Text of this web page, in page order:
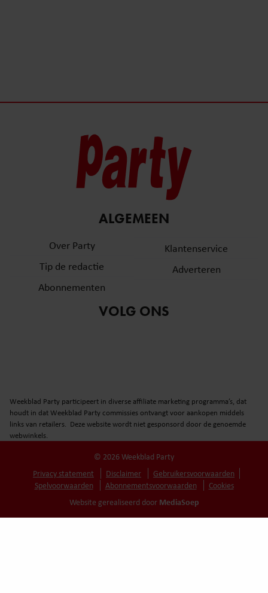
ALGEMEEN
Over Party
Tip de redactie
Abonnementen
Klantenservice
Adverteren
VOLG ONS
Weekblad Party participeert in diverse affiliate marketing programma’s, dat
houdt in dat Weekblad Party commissies ontvangt voor aankopen middels
links van retailers. Deze website wordt niet gesponsord door de genoemde
webwinkels.
© 2026 Weekblad Party
Privacy statement
Disclaimer
Gebruikersvoorwaarden
Spelvoorwaarden
Abonnementsvoorwaarden
Cookies
Website gerealiseerd door MediaSoep